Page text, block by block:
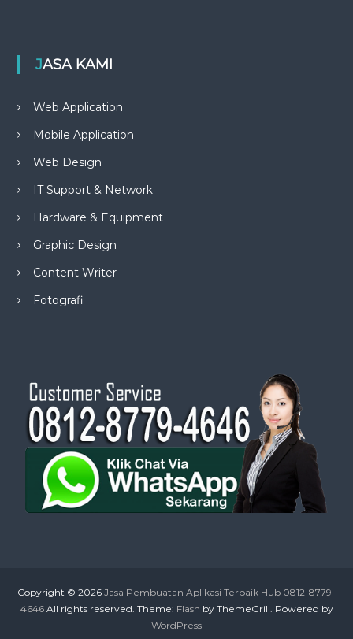
JASA KAMI
Web Application
Mobile Application
Web Design
IT Support & Network
Hardware & Equipment
Graphic Design
Content Writer
Fotografi
Copyright © 2026 Jasa Pembuatan Aplikasi Terbaik Hub 0812-8779-
4646All rights reserved. Theme: Flash by ThemeGrill. Powered by
WordPress